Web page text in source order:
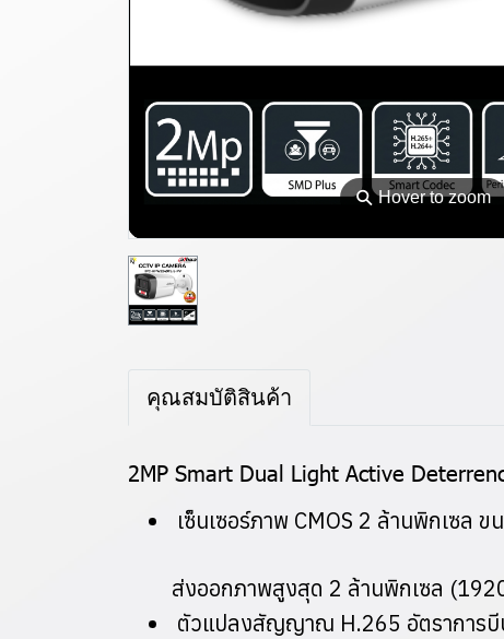
⚲Hover to zoom
คุณสมบัติสินค้า
2MP Smart Dual Light Active
เซ็นเซอร์ภาพ CMOS 2 ล้านพิกเซล
ส่งออกภาพสูงสุด 2 ล้านพิกเซล
ตัวแปลงสัญญาณ H.265 อัตราการบี